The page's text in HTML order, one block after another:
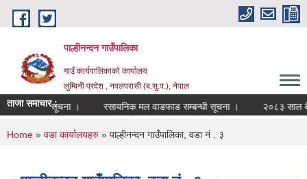
Skip to main content
पाल्हीनन्दन गाउँपालिका
गाउँ कार्यपालिकाको कार्यालय
लुम्बिनी प्रदेश , नवलपरासी (ब.सु.प.), नेपाल
ताजा समाचार :
सम्बन्धी सूचना । रसायनिक मल वाडफाड सम्बन्धी सूचना । २०८३ साल
You are here
Home » वडा कार्यालयहरु » पाल्हीनन्दन गाउँपालिका, वडा नं . ३